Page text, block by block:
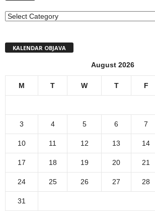
MENI
KALENDAR OBJAVA
August 2026
M T W T F
3 4 5 6 7
10 11 12 13 14
17 18 19 20 21
24 25 26 27 28
31